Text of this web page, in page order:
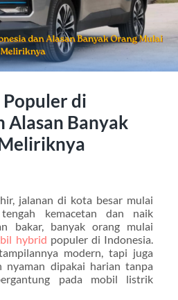
di
Alasan Banyak
jalanan di kota besar mulai
kemacetan dan naik
bakar, banyak orang mulai
hybrid populer di Indonesia.
modern, tapi juga
nyaman dipakai harian tanpa
pada mobil listrik